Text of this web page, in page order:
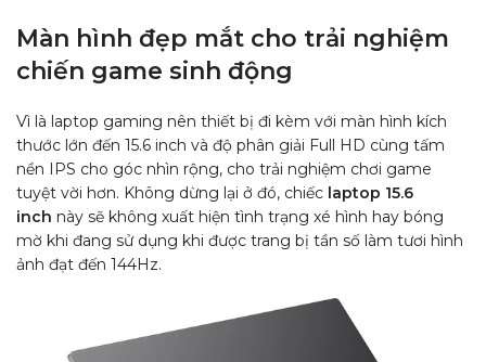
Màn hình đẹp mắt cho trải nghiệm
chiến game sinh động
Vì là laptop gaming nên thiết bị đi kèm với màn hình kích
thước lớn đến 15.6 inch và độ phân giải Full HD cùng tấm
nền IPS cho góc nhìn rộng, cho trải nghiệm chơi game
tuyệt vời hơn. Không dừng lại ở đó, chiếc laptop 15.6
inch này sẽ không xuất hiện tình trạng xé hình hay bóng
mờ khi đang sử dụng khi được trang bị tần số làm tươi hình
ảnh đạt đến 144Hz.